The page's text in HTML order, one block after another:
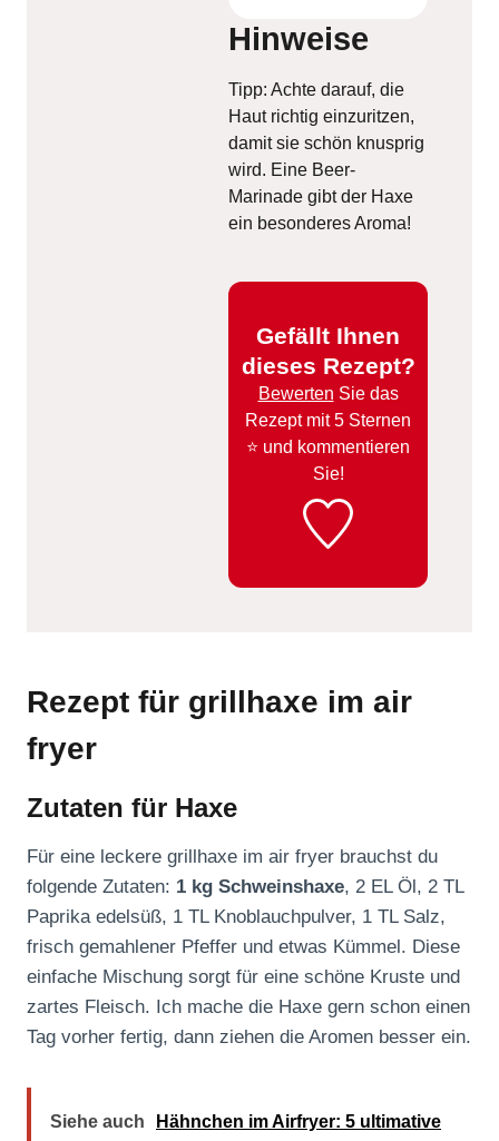
Hinweise
Tipp: Achte darauf, die
Haut richtig einzuritzen,
damit sie schön knusprig
wird. Eine Beer-
Marinade gibt der Haxe
ein besonderes Aroma!
Gefällt Ihnen
dieses Rezept?
Bewerten Sie das
Rezept mit 5 Sternen
⭐️ und kommentieren
Sie!
Rezept für grillhaxe im air
fryer
Zutaten für Haxe
Für eine leckere grillhaxe im air fryer brauchst du
folgende Zutaten: 1 kg Schweinshaxe, 2 EL Öl, 2 TL
Paprika edelsüß, 1 TL Knoblauchpulver, 1 TL Salz,
frisch gemahlener Pfeffer und etwas Kümmel. Diese
einfache Mischung sorgt für eine schöne Kruste und
zartes Fleisch. Ich mache die Haxe gern schon einen
Tag vorher fertig, dann ziehen die Aromen besser ein.
Siehe auch
Hähnchen im Airfryer: 5 ultimative